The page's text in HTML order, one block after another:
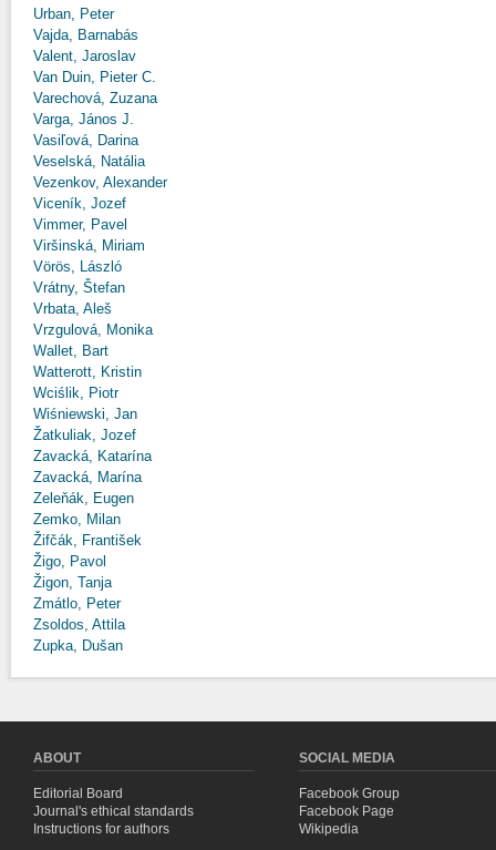
Urban, Peter
Vajda, Barnabás
Valent, Jaroslav
Van Duin, Pieter C.
Varechová, Zuzana
Varga, János J.
Vasiľová, Darina
Veselská, Natália
Vezenkov, Alexander
Viceník, Jozef
Vimmer, Pavel
Viršinská, Miriam
Vörös, László
Vrátny, Štefan
Vrbata, Aleš
Vrzgulová, Monika
Wallet, Bart
Watterott, Kristin
Wciślik, Piotr
Wiśniewski, Jan
Žatkuliak, Jozef
Zavacká, Katarína
Zavacká, Marína
Zeleňák, Eugen
Zemko, Milan
Žifčák, František
Žigo, Pavol
Žigon, Tanja
Zmátlo, Peter
Zsoldos, Attila
Zupka, Dušan
ABOUT
Editorial Board
Journal's ethical standards
Instructions for authors
SOCIAL MEDIA
Facebook Group
Facebook Page
Wikipedia